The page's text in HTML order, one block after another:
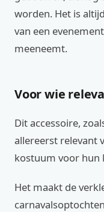
worden. Het is
van een
meeneemt.
Voor wie
Dit accessoire,
allereerst relevant
kostuum voor hun
Het maakt de